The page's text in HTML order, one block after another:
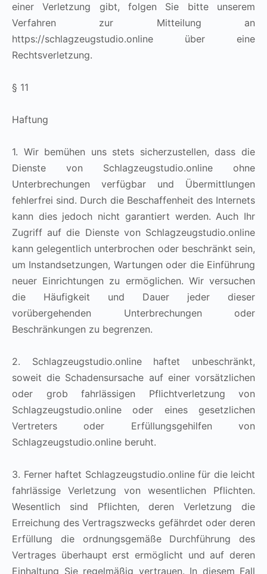
einer Verletzung gibt, folgen Sie bitte unserem
Verfahren zur Mitteilung an
https://schlagzeugstudio.online über eine
Rechtsverletzung.
§ 11
Haftung
1. Wir bemühen uns stets sicherzustellen, dass die
Dienste von Schlagzeugstudio.online ohne
Unterbrechungen verfügbar und Übermittlungen
fehlerfrei sind. Durch die Beschaffenheit des Internets
kann dies jedoch nicht garantiert werden. Auch Ihr
Zugriff auf die Dienste von Schlagzeugstudio.online
kann gelegentlich unterbrochen oder beschränkt sein,
um Instandsetzungen, Wartungen oder die Einführung
neuer Einrichtungen zu ermöglichen. Wir versuchen
die Häufigkeit und Dauer jeder dieser
vorübergehenden Unterbrechungen oder
Beschränkungen zu begrenzen.
2. Schlagzeugstudio.online haftet unbeschränkt,
soweit die Schadensursache auf einer vorsätzlichen
oder grob fahrlässigen Pflichtverletzung von
Schlagzeugstudio.online oder eines gesetzlichen
Vertreters oder Erfüllungsgehilfen von
Schlagzeugstudio.online beruht.
3. Ferner haftet Schlagzeugstudio.online für die leicht
fahrlässige Verletzung von wesentlichen Pflichten.
Wesentlich sind Pflichten, deren Verletzung die
Erreichung des Vertragszwecks gefährdet oder deren
Erfüllung die ordnungsgemäße Durchführung des
Vertrages überhaupt erst ermöglicht und auf deren
Einhaltung Sie regelmäßig vertrauen. In diesem Fall